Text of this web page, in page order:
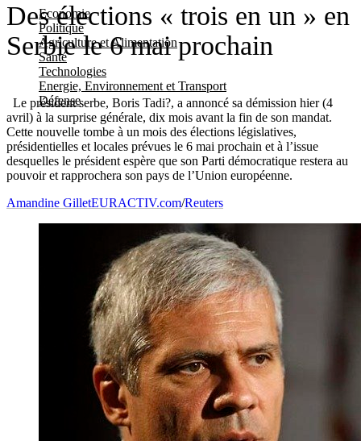
Economie
Politique
Agriculture et Alimentation
Santé
Technologies
Energie, Environnement et Transport
Défense
Des élections « trois en un » en
Serbie le 6 mai prochain
Le président serbe, Boris Tadi?, a annoncé sa démission hier (4
avril) à la surprise générale, dix mois avant la fin de son mandat.
Cette nouvelle tombe à un mois des élections législatives,
présidentielles et locales prévues le 6 mai prochain et à l’issue
desquelles le président espère que son Parti démocratique restera au
pouvoir et rapprochera son pays de l’Union européenne.
Amandine GilletEURACTIV.com/Reuters